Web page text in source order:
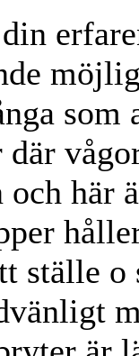
där
och här
ställe o